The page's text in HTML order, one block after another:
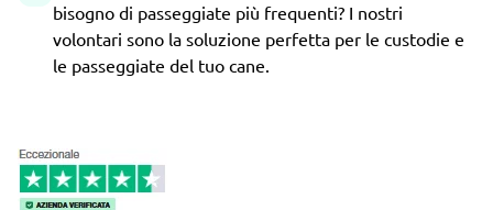
bisogno di passeggiate più frequenti? I nostri
volontari sono la soluzione perfetta per le custodie e
le passeggiate del tuo cane.